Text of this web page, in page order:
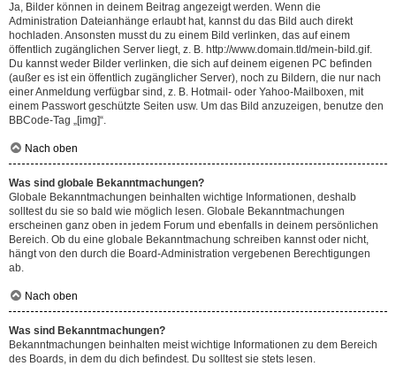
Ja, Bilder können in deinem Beitrag angezeigt werden. Wenn die
Administration Dateianhänge erlaubt hat, kannst du das Bild auch direkt
hochladen. Ansonsten musst du zu einem Bild verlinken, das auf einem
öffentlich zugänglichen Server liegt, z. B. http://www.domain.tld/mein-bild.gif.
Du kannst weder Bilder verlinken, die sich auf deinem eigenen PC befinden
(außer es ist ein öffentlich zugänglicher Server), noch zu Bildern, die nur nach
einer Anmeldung verfügbar sind, z. B. Hotmail- oder Yahoo-Mailboxen, mit
einem Passwort geschützte Seiten usw. Um das Bild anzuzeigen, benutze den
BBCode-Tag „[img]“.
Nach oben
Was sind globale Bekanntmachungen?
Globale Bekanntmachungen beinhalten wichtige Informationen, deshalb
solltest du sie so bald wie möglich lesen. Globale Bekanntmachungen
erscheinen ganz oben in jedem Forum und ebenfalls in deinem persönlichen
Bereich. Ob du eine globale Bekanntmachung schreiben kannst oder nicht,
hängt von den durch die Board-Administration vergebenen Berechtigungen
ab.
Nach oben
Was sind Bekanntmachungen?
Bekanntmachungen beinhalten meist wichtige Informationen zu dem Bereich
des Boards, in dem du dich befindest. Du solltest sie stets lesen.